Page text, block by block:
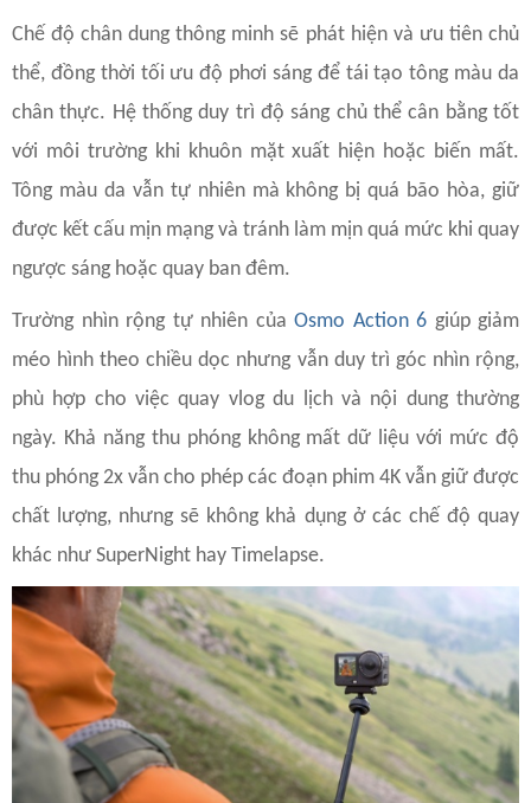
Chế độ chân dung thông minh sẽ phát hiện và ưu tiên chủ
thể, đồng thời tối ưu độ phơi sáng để tái tạo tông màu da
chân thực. Hệ thống duy trì độ sáng chủ thể cân bằng tốt
với môi trường khi khuôn mặt xuất hiện hoặc biến mất.
Tông màu da vẫn tự nhiên mà không bị quá bão hòa, giữ
được kết cấu mịn mạng và tránh làm mịn quá mức khi quay
ngược sáng hoặc quay ban đêm.
Trường nhìn rộng tự nhiên của Osmo Action 6 giúp giảm
méo hình theo chiều dọc nhưng vẫn duy trì góc nhìn rộng,
phù hợp cho việc quay vlog du lịch và nội dung thường
ngày. Khả năng thu phóng không mất dữ liệu với mức độ
thu phóng 2x vẫn cho phép các đoạn phim 4K vẫn giữ được
chất lượng, nhưng sẽ không khả dụng ở các chế độ quay
khác như SuperNight hay Timelapse.